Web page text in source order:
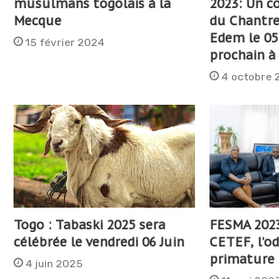
musulmans togolais à la
Mecque
15 février 2024
2023: Un
du
Edem le
prochain à
4 octobre
Togo : Tabaski 2025 sera
célébrée le vendredi 06 Juin
4 juin 2025
FESMA
CETEF,
primature